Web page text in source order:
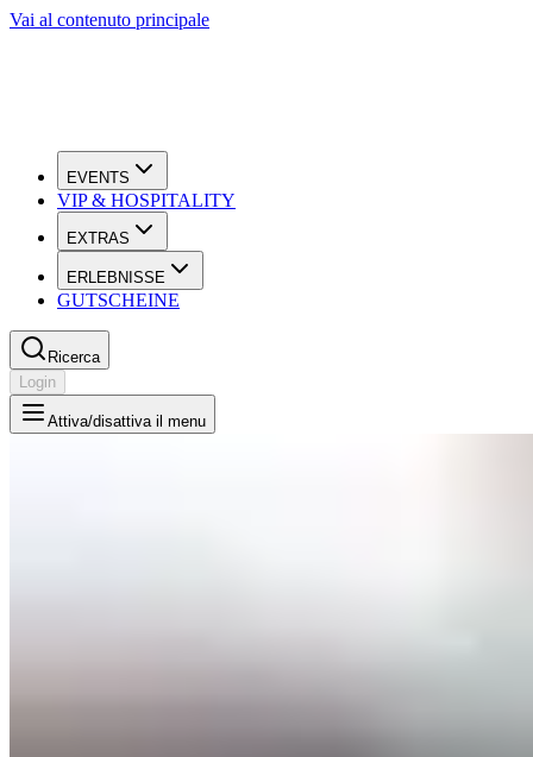
Vai al contenuto principale
EVENTS
VIP & HOSPITALITY
EXTRAS
ERLEBNISSE
GUTSCHEINE
Ricerca
Login
Attiva/disattiva il menu